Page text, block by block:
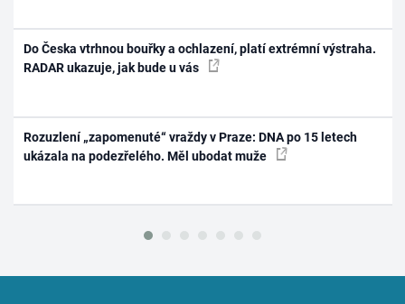
Do Česka vtrhnou bouřky a ochlazení, platí extrémní výstraha.
RADAR ukazuje, jak bude u vás
Rozuzlení „zapomenuté“ vraždy v Praze: DNA po 15 letech
ukázala na podezřelého. Měl ubodat muže